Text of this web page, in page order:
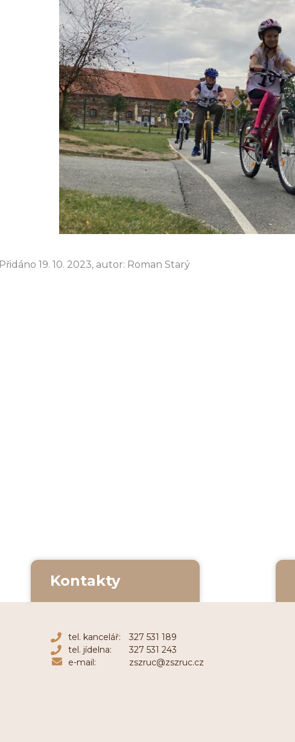
Přidáno 19. 10. 2023, autor: Roman Starý
Kontakty
tel. kancelář:
327 531 189
tel. jídelna:
327 531 243
e-mail:
zszruc@zszruc.cz